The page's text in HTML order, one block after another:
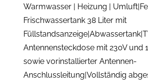
Warmwasser | Heizung |
Frischwassertank 38 Liter mit
Antennensteckdose mit 230V und
sowie vorinstallierter Antennen-
Anschlussleitung|Vollständig